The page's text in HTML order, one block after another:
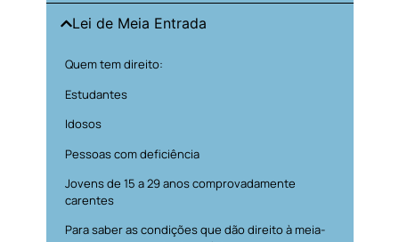
Lei de Meia Entrada
Quem tem direito:
Estudantes
Idosos
Pessoas com deficiência
Jovens de 15 a 29 anos comprovadamente
carentes
Para saber as condições que dão direito à meia-